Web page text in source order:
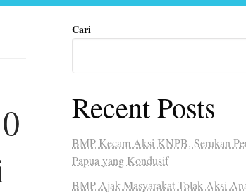
Cari
Recent Posts
BMP Kecam Aksi KNPB, Serukan
Papua yang Kondusif
BMP Ajak Masyarakat Tolak Aksi